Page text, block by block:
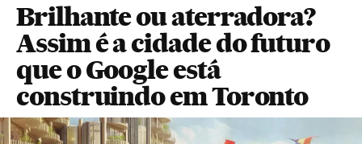
Brilhante ou aterradora?
Assim é a cidade do futuro
que o Google está
construindo em Toronto